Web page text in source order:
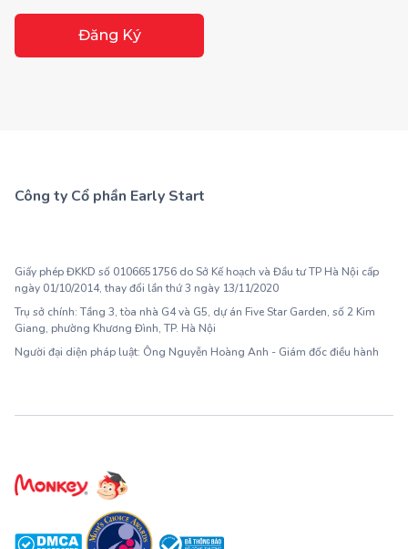
Đăng Ký
Công ty Cổ phần Early Start
Giấy phép ĐKKD số 0106651756 do Sở Kế hoạch và Đầu tư TP Hà Nội cấp
ngày 01/10/2014, thay đổi lần thứ 3 ngày 13/11/2020
Trụ sở chính: Tầng 3, tòa nhà G4 và G5, dự án Five Star Garden, số 2 Kim
Giang, phường Khương Đình, TP. Hà Nội
Người đại diện pháp luật: Ông Nguyễn Hoàng Anh - Giám đốc điều hành